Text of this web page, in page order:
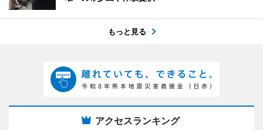
もっと見る
アクセスランキング